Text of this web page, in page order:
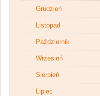
Grudzień
Listopad
Październik
Wrzesień
Sierpień
Lipiec